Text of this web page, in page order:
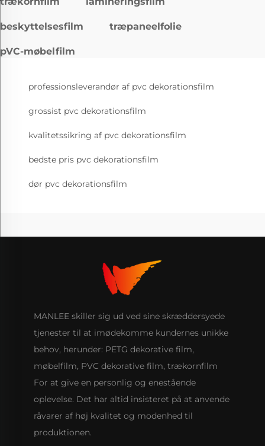
beskyttelsesfilm træpaneelfolie
pVC-møbelfilm
professionsleverandør af pvc dekorationsfilm
grossist pvc dekorationsfilm
kvalitetssikring af pvc dekorationsfilm
bedste pris pvc dekorationsfilm
dør pvc dekorationsfilm
MANLEE skiller sig ud ved sine skræddersyede
tjenester til at imødekomme kundernes unikke
behov, herunder: PETG dekorative film,
møbelfilm, PVC dekorative film, trækornfilm
For at give en personlig og enestående
oplevelse. Det har altid insisteret på at anvende
råvarer af høj kvalitet og modenhed til
produktionen.